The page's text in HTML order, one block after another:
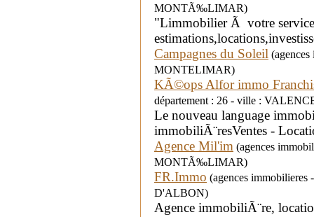
MONTÃ‰LIMAR)
"Limmobilier Ã votre
Campagnes du Soleil
MONTELIMAR)
KÃ©ops Alfor immo
département : 26 - ville :
Le nouveau language
immobiliÃ¨resVentes -
Agence Mil'im (agences
MONTÃ‰LIMAR)
FR.Immo (agences
D'ALBON)
Agence immobiliÃ¨re,